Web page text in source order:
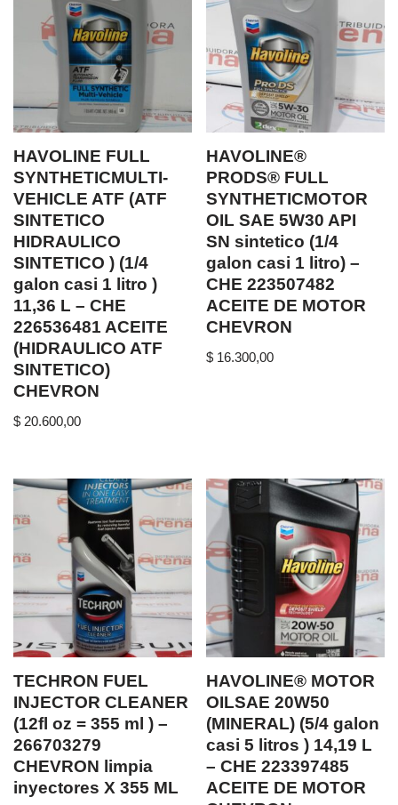
HAVOLINE FULL
SYNTHETICMULTI-
VEHICLE ATF (ATF
SINTETICO
HIDRAULICO
SINTETICO ) (1/4
galon casi 1 litro )
11,36 L – CHE
226536481 ACEITE
(HIDRAULICO ATF
SINTETICO)
CHEVRON
$ 20.600,00
HAVOLINE®
PRODS® FULL
SYNTHETICMOTOR
OIL SAE 5W30 API
SN sintetico (1/4
galon casi 1 litro) –
CHE 223507482
ACEITE DE MOTOR
CHEVRON
$ 16.300,00
TECHRON FUEL
INJECTOR CLEANER
(12fl oz = 355 ml ) –
266703279
CHEVRON limpia
inyectores X 355 ML
HAVOLINE® MOTOR
OILSAE 20W50
(MINERAL) (5/4 galon
casi 5 litros ) 14,19 L
– CHE 223397485
ACEITE DE MOTOR